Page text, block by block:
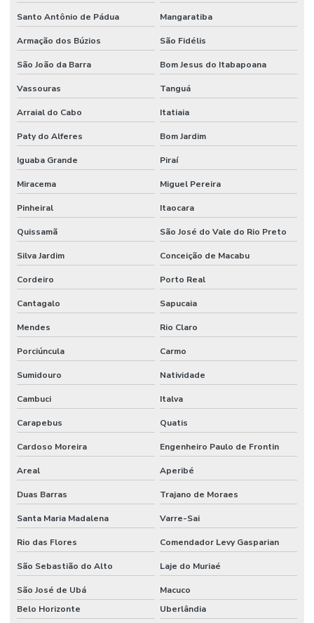
Santo Antônio de Pádua Mangaratiba
Armação dos Búzios São Fidélis
São João da Barra Bom Jesus do Itabapoana
Vassouras Tanguá
Arraial do Cabo Itatiaia
Paty do Alferes Bom Jardim
Iguaba Grande Piraí
Miracema Miguel Pereira
Pinheiral Itaocara
Quissamã São José do Vale do Rio Preto
Silva Jardim Conceição de Macabu
Cordeiro Porto Real
Cantagalo Sapucaia
Mendes Rio Claro
Porciúncula Carmo
Sumidouro Natividade
Cambuci Italva
Carapebus Quatis
Cardoso Moreira Engenheiro Paulo de Frontin
Areal Aperibé
Duas Barras Trajano de Moraes
Santa Maria Madalena Varre-Sai
Rio das Flores Comendador Levy Gasparian
São Sebastião do Alto Laje do Muriaé
São José de Ubá
Macuco
Belo Horizonte
Uberlândia